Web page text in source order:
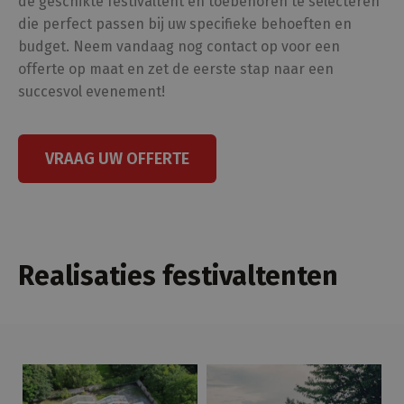
die perfect passen bij uw specifieke behoeften en
budget. Neem vandaag nog contact op voor een
offerte op maat en zet de eerste stap naar een
succesvol evenement!
VRAAG UW OFFERTE
Realisaties festivaltenten
Niet-geclassificeerd
Strikt noodzakelijke cookies maken de
kernfunctionaliteiten van de website mogelijk,
zoals gebruikersaanmelding en accountbeheer.
De website kan niet goed worden gebruikt
Aanbieder /
CookieScriptConsent
CookieScript